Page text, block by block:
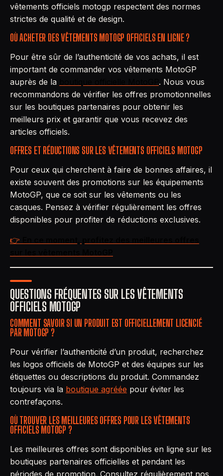
vêtements officiels motogp respectent des normes
strictes de qualité et de design.
OÙ ACHETER DES VÊTEMENTS MOTOGP OFFICIELS EN LIGNE ?
Pour être sûr de l’authenticité de vos achats, il est
important de commander vos vêtements MotoGP
auprès de la
. Nous vous
recommandons de vérifier les offres promotionnelles
sur les boutiques partenaires pour obtenir les
meilleurs prix et garantir que vous recevez des
articles officiels.
OFFRES ET RÉDUCTIONS SUR LES VÊTEMENTS OFFICIELS MOTOGP
Pour ceux qui cherchent à faire de bonnes affaires, il
existe souvent des promotions sur les équipements
MotoGP, que ce soit sur les vêtements ou les
casques. Pensez à vérifier régulièrement les offres
disponibles pour profiter de réductions exclusives.
👉
QUESTIONS FRÉQUENTES SUR LES VÊTEMENTS
OFFICIELS MOTOGP
COMMENT SAVOIR SI UN PRODUIT EST OFFICIELLEMENT LICENCIÉ
PAR MOTOGP ?
Pour vérifier l’authenticité d’un produit, recherchez
les logos officiels de MotoGP et des équipes sur les
étiquettes ou descriptions du produit. Commandez
toujours via la boutique agréée pour éviter les
contrefaçons.
OÙ TROUVER LES MEILLEURES OFFRES POUR LES VÊTEMENTS
OFFICIELS MOTOGP ?
Les meilleures offres sont disponibles en ligne sur les
boutiques partenaires officielles et pendant les